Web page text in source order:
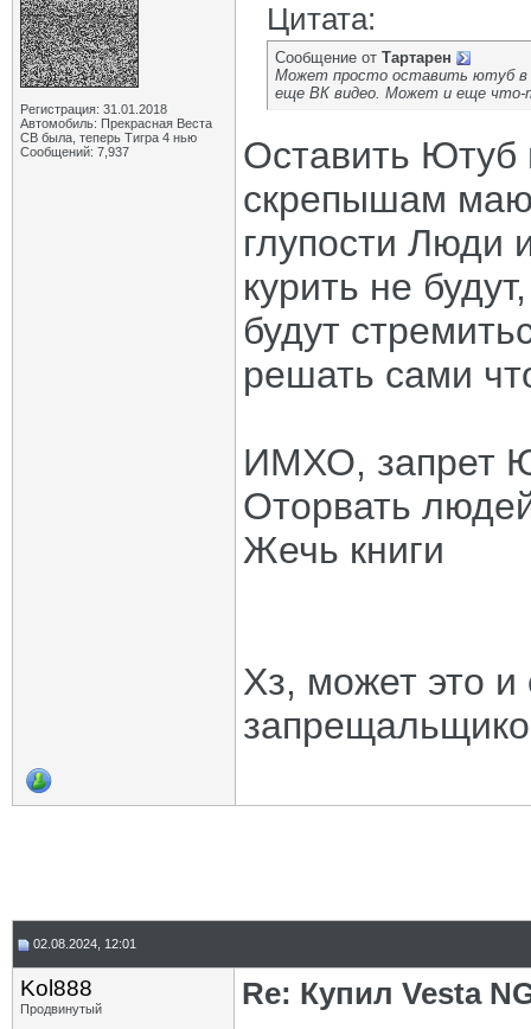
Регистрация: 31.01.2018
Автомобиль: Прекрасная Веста
СВ была, теперь Тигра 4 нью
Сообщений: 7,937
Цитата:
Сообщение от Тартарен
Может просто оставить ютуб в
еще ВК видео. Может и еще что-
Оставить
скрепышам
глупости Люди
курить не
будут
решать сами
ИМХО, запрет
Оторвать
Жечь книги
Хз, может это и
02.08.2024, 12:01
Kol888
Продвинутый
Re: Купил Vesta